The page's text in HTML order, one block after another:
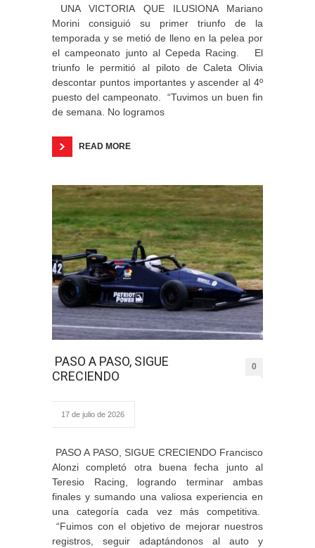
UNA VICTORIA QUE ILUSIONA Mariano
Morini consiguió su primer triunfo de la
temporada y se metió de lleno en la pelea por
el campeonato junto al Cepeda Racing. El
triunfo le permitió al piloto de Caleta Olivia
descontar puntos importantes y ascender al 4º
puesto del campeonato. “Tuvimos un buen fin
de semana. No logramos
READ MORE
PASO A PASO, SIGUE
CRECIENDO
0
17 de julio de 2026
PASO A PASO, SIGUE CRECIENDO Francisco
Alonzi completó otra buena fecha junto al
Teresio Racing, logrando terminar ambas
finales y sumando una valiosa experiencia en
una categoría cada vez más competitiva.
“Fuimos con el objetivo de mejorar nuestros
registros, seguir adaptándonos al auto y